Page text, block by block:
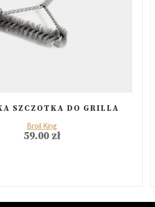
SZCZOTKA DO GRILLA
Broil King
59.00 zł